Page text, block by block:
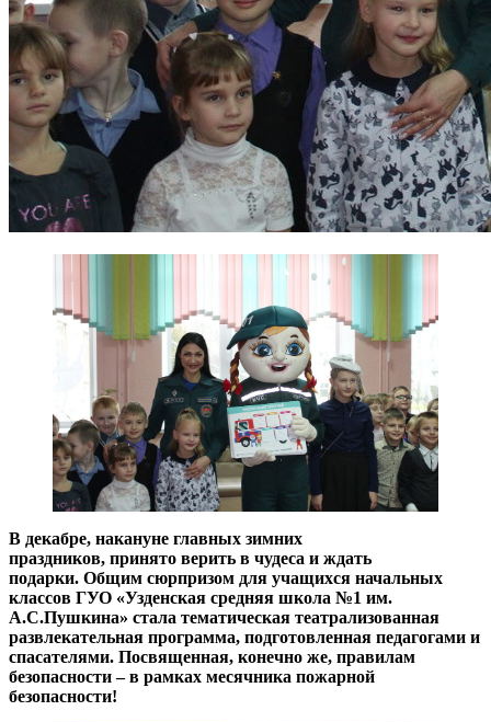
В декабре, накануне главных зимних
праздников, принято верить в чудеса и ждать
подарки. Общим сюрпризом для учащихся начальных
классов ГУО «Узденская средняя школа №1 им.
А.С.Пушкина» стала тематическая театрализованная
развлекательная программа, подготовленная педагогами и
спасателями. Посвященная, конечно же, правилам
безопасности – в рамках месячника пожарной
безопасности!